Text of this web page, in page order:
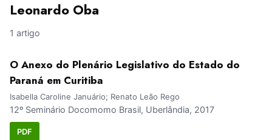
Leonardo Oba
1 artigo
O Anexo do Plenário Legislativo do Estado do
Paraná em Curitiba
Isabella Caroline Januário; Renato Leão Rego
12º Seminário Docomomo Brasil, Uberlândia, 2017
PDF